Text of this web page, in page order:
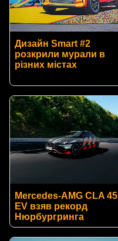
Дизайн Smart #2
розкрили мурали в
різних містах
Mercedes-AMG CLA 45
EV взяв рекорд
Нюрбургринга